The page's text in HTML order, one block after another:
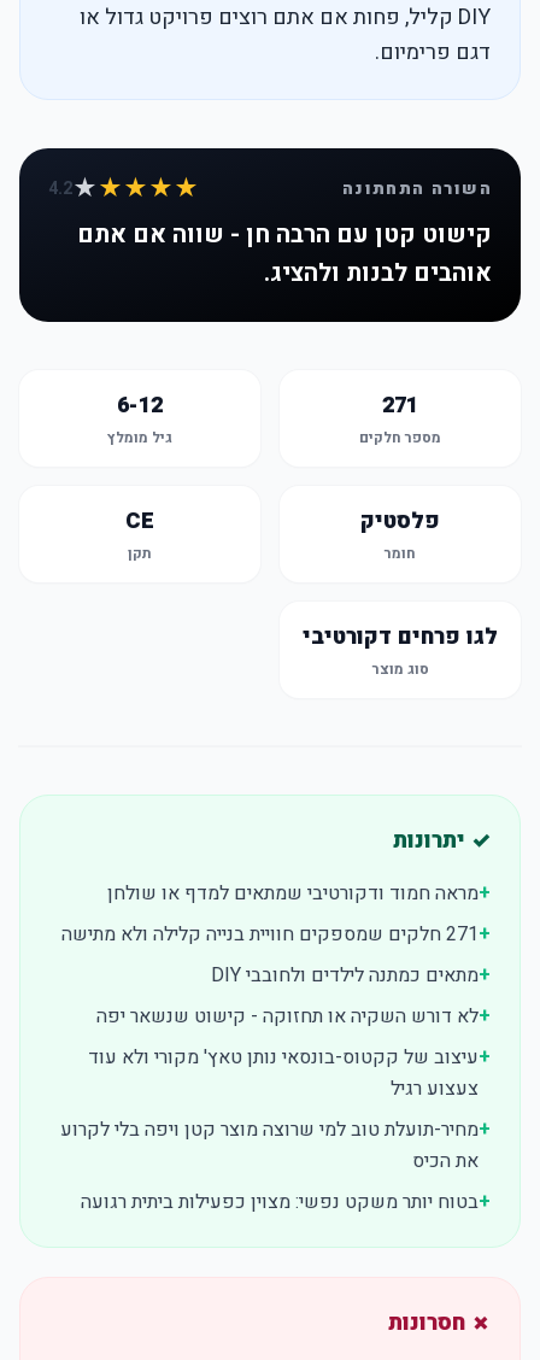
DIY קליל, פחות אם אתם רוצים פרויקט גדול או
דגם פרימיום.
השורה התחתונה ★★★★
★
4.2
קישוט קטן עם הרבה חן - שווה אם אתם
אוהבים לבנות ולהציג.
271
מספר חלקים
6-12
גיל מומלץ
פלסטיק
חומר
CE
תקן
לגו פרחים דקורטיבי
סוג מוצר
✓ יתרונות
+מראה חמוד ודקורטיבי שמתאים למדף או שולחן
+271 חלקים שמספקים חוויית בנייה קלילה ולא מתישה
+מתאים כמתנה לילדים ולחובבי DIY
+לא דורש השקיה או תחזוקה - קישוט שנשאר יפה
+עיצוב של קקטוס-בונסאי נותן טאץ' מקורי ולא עוד
צעצוע רגיל
+מחיר-תועלת טוב למי שרוצה מוצר קטן ויפה בלי לקרוע
את הכיס
+בטוח יותר משקט נפשי: מצוין כפעילות ביתית רגועה
✗ חסרונות